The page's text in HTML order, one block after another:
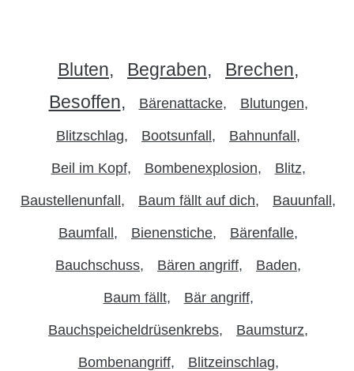
Bluten Begraben
Brechen
Besoffen
Bärenattacke Blutungen
Blitzschlag Bootsunfall Bahnunfall
Beil im Kopf Bombenexplosion Blitz
Baustellenunfall Baum fällt auf dich Bauunfall
Baumfall Bienenstiche Bärenfalle
Bauchschuss Bären angriff Baden
Baum fällt Bär angriff
Bauchspeicheldrüsenkrebs Baumsturz
Bombenangriff Blitzeinschlag